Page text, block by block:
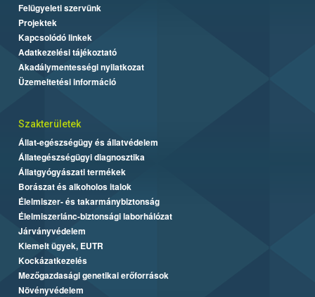
Felügyeleti szervünk
Projektek
Kapcsolódó linkek
Adatkezelési tájékoztató
Akadálymentességi nyilatkozat
Üzemeltetési információ
Szakterületek
Állat-egészségügy és állatvédelem
Állategészségügyi diagnosztika
Állatgyógyászati termékek
Borászat és alkoholos italok
Élelmiszer- és takarmánybiztonság
Élelmiszerlánc-biztonsági laborhálózat
Járványvédelem
Kiemelt ügyek, EUTR
Kockázatkezelés
Mezőgazdasági genetikai erőforrások
Növényvédelem